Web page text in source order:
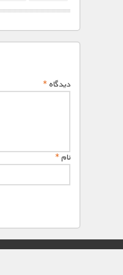
1900 تومان – حیوانات خارق العاده - بخش 1 (افزودن به سبد خريد)
دیدگاه*
نام*